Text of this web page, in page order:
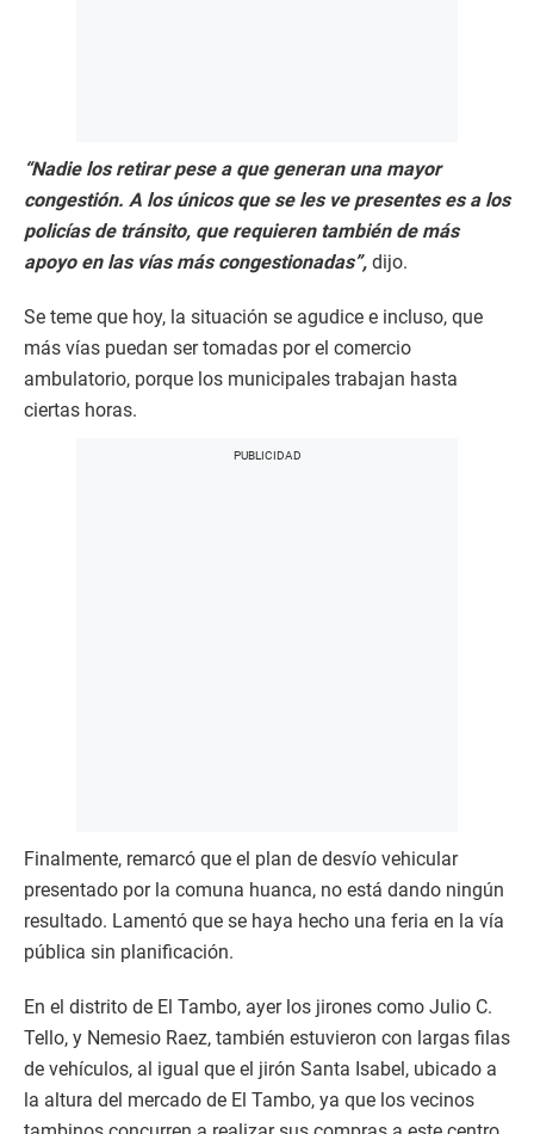
“Nadie los retirar pese a que generan una mayor
congestión. A los únicos que se les ve presentes es a los
policías de tránsito, que requieren también de más
apoyo en las vías más congestionadas”, dijo.
Se teme que hoy, la situación se agudice e incluso, que
más vías puedan ser tomadas por el comercio
ambulatorio, porque los municipales trabajan hasta
ciertas horas.
Finalmente, remarcó que el plan de desvío vehicular
presentado por la comuna huanca, no está dando ningún
resultado. Lamentó que se haya hecho una feria en la vía
pública sin planificación.
En el distrito de El Tambo, ayer los jirones como Julio C.
Tello, y Nemesio Raez, también estuvieron con largas filas
de vehículos, al igual que el jirón Santa Isabel, ubicado a
la altura del mercado de El Tambo, ya que los vecinos